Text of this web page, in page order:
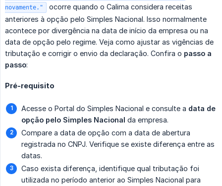
novamente."
ocorre quando o Calima considera receitas
anteriores à opção pelo Simples Nacional. Isso normalmente
acontece por divergência na data de início da empresa ou na
data de opção pelo regime. Veja como ajustar as vigências de
tributação e corrigir o envio da declaração. Confira o passo a
passo:
Pré-requisito
Acesse o Portal do Simples Nacional e consulte a data de
opção pelo Simples Nacional da empresa.
Compare a data de opção com a data de abertura
registrada no CNPJ. Verifique se existe diferença entre as
datas.
Caso exista diferença, identifique qual tributação foi
utilizada no período anterior ao Simples Nacional para